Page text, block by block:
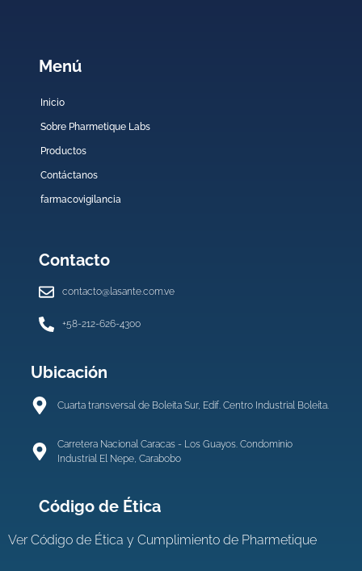
Menú
Inicio
Sobre Pharmetique Labs
Productos
Contáctanos
farmacovigilancia
Contacto
contacto@lasante.com.ve
+58-212-626-4300
Ubicación
Cuarta transversal de Boleita Sur, Edif. Centro Industrial Boleíta.
Carretera Nacional Caracas - Los Guayos. Condominio
Industrial El Nepe, Carabobo
Código de Ética
VerCódigo de Ética y Cumplimiento de Pharmetique